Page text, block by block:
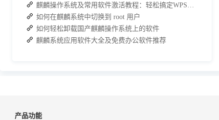
如何在麒麟系统中切换到 root 用户
如何轻松卸载国产麒麟操作系统上的软件
麒麟系统应用软件大全及免费办公软件推荐
产品功能